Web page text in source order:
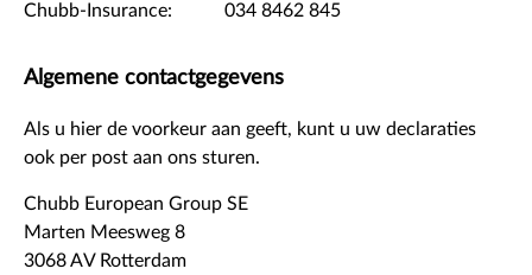
Chubb-Insurance: 034 8462 845
Algemene contactgegevens
Als u hier de voorkeur aan geeft, kunt u uw declaraties
ook per post aan ons sturen.
Chubb European Group SE
Marten Meesweg 8
3068 AV Rotterdam